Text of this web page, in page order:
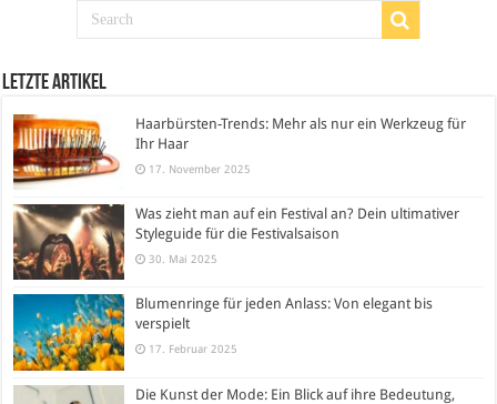
Letzte Artikel
Haarbürsten-Trends: Mehr als nur ein Werkzeug für
Ihr Haar
17. November 2025
Was zieht man auf ein Festival an? Dein ultimativer
Styleguide für die Festivalsaison
30. Mai 2025
Blumenringe für jeden Anlass: Von elegant bis
verspielt
17. Februar 2025
Die Kunst der Mode: Ein Blick auf ihre Bedeutung,